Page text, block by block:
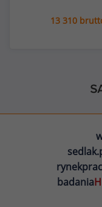
13 310
badania